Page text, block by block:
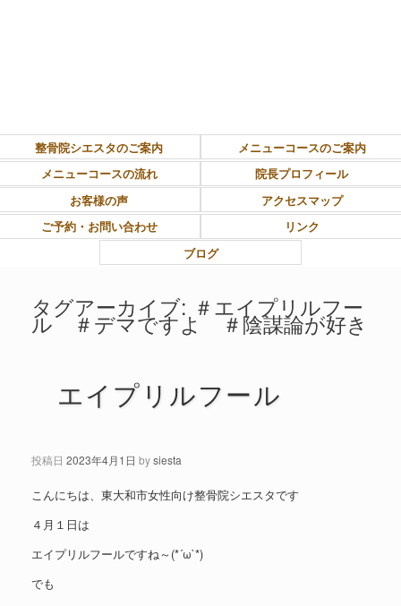
整骨院シエスタのご案内
メニューコースのご案内
メニューコースの流れ
院長プロフィール
お客様の声
アクセスマップ
ご予約・お問い合わせ
リンク
ブログ
タグアーカイブ: ＃エイプリルフー
ル ＃デマですよ ＃陰謀論が好き
エイプリルフール
投稿日 2023年4月1日 bysiesta
こんにちは、東大和市女性向け整骨院シエスタです
４月１日は
エイプリルフールですね～(*´ω`*)
でも